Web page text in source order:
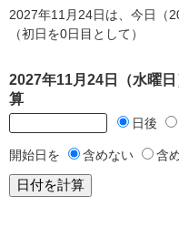
2027年11月24日は、今日（
（初日を0日目として）
2027年11月24日（水曜
算
日後
開始日を 含めない 含